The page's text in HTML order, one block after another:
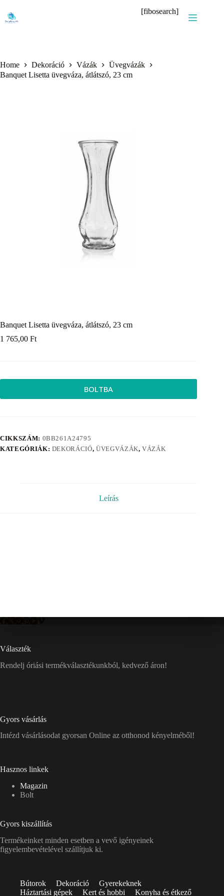
content
[fibosearch]
Home Dekoráció Vázák
Üvegvázák
Banquet Lisetta üvegváza, átlátszó, 23 cm
Banquet Lisetta üvegváza, átlátszó, 23 cm
1 765,00 Ft
BOLTBA
CIKKSZÁM: 0BB261A24795
KATEGÓRIÁK: DEKORÁCIÓ, ÜVEGVÁZÁK,VÁZÁK
Leírás
Választék
Rendelj óriási termékválasztékunkból, kedvező áron!
Gyors vásárlás
Intézd vásárlásodat gyorsan Online az otthonod kényelméből!
Hasznos linkek
Magazin
Bolt
Gyors kiszállítás
Termékeinket minden esetben a vevő igényeinek
figyelembevételével szállítjuk ki.
Bútorok Dekoráció
Gyerekeknek
Háztartási gépek
Kert és hobbi Konyha és étkező